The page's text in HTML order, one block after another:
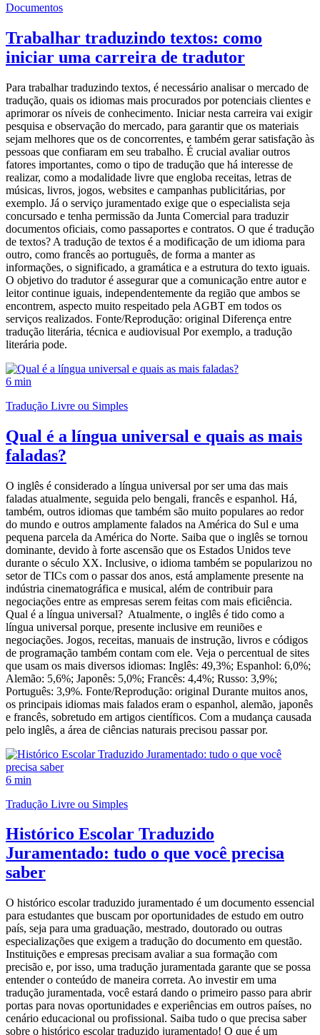
Documentos
Trabalhar traduzindo textos: como
iniciar uma carreira de tradutor
Para trabalhar traduzindo textos, é necessário analisar o mercado de
tradução, quais os idiomas mais procurados por potenciais clientes e
aprimorar os níveis de conhecimento. Iniciar nesta carreira vai exigir
pesquisa e observação do mercado, para garantir que os materiais
sejam melhores que os de concorrentes, e também gerar satisfação às
pessoas que confiaram em seu trabalho. É crucial avaliar outros
fatores importantes, como o tipo de tradução que há interesse de
realizar, como a modalidade livre que engloba receitas, letras de
músicas, livros, jogos, websites e campanhas publicitárias, por
exemplo. Já o serviço juramentado exige que o especialista seja
concursado e tenha permissão da Junta Comercial para traduzir
documentos oficiais, como passaportes e contratos. O que é tradução
de textos? A tradução de textos é a modificação de um idioma para
outro, como francês ao português, de forma a manter as
informações, o significado, a gramática e a estrutura do texto iguais.
O objetivo do tradutor é assegurar que a comunicação entre autor e
leitor continue iguais, independentemente da região que ambos se
encontrem, aspecto muito respeitado pela AGBT em todos os
serviços realizados. Fonte/Reprodução: original Diferença entre
tradução literária, técnica e audiovisual Por exemplo, a tradução
literária pode.
6 min
Tradução Livre ou Simples
Qual é a língua universal e quais as mais
faladas?
O inglês é considerado a língua universal por ser uma das mais
faladas atualmente, seguida pelo bengali, francês e espanhol. Há,
também, outros idiomas que também são muito populares ao redor
do mundo e outros amplamente falados na América do Sul e uma
pequena parcela da América do Norte. Saiba que o inglês se tornou
dominante, devido à forte ascensão que os Estados Unidos teve
durante o século XX. Inclusive, o idioma também se popularizou no
setor de TICs com o passar dos anos, está amplamente presente na
indústria cinematográfica e musical, além de contribuir para
negociações entre as empresas serem feitas com mais eficiência.
Qual é a língua universal? Atualmente, o inglês é tido como a
língua universal porque, presente inclusive em reuniões e
negociações. Jogos, receitas, manuais de instrução, livros e códigos
de programação também contam com ele. Veja o percentual de sites
que usam os mais diversos idiomas: Inglês: 49,3%; Espanhol: 6,0%;
Alemão: 5,6%; Japonês: 5,0%; Francês: 4,4%; Russo: 3,9%;
Português: 3,9%. Fonte/Reprodução: original Durante muitos anos,
os principais idiomas mais falados eram o espanhol, alemão, japonês
e francês, sobretudo em artigos científicos. Com a mudança causada
pelo inglês, a área de ciências naturais precisou passar por.
6 min
Tradução Livre ou Simples
Histórico Escolar Traduzido
Juramentado: tudo o que você precisa
saber
O histórico escolar traduzido juramentado é um documento essencial
para estudantes que buscam por oportunidades de estudo em outro
país, seja para uma graduação, mestrado, doutorado ou outras
especializações que exigem a tradução do documento em questão.
Instituições e empresas precisam avaliar a sua formação com
precisão e, por isso, uma tradução juramentada garante que se possa
entender o conteúdo de maneira correta. Ao investir em uma
tradução juramentada, você estará dando o primeiro passo para abrir
portas para novas oportunidades e experiências em outros países, no
cenário educacional ou profissional. Saiba tudo o que precisa saber
sobre o histórico escolar traduzido juramentado! O que é um